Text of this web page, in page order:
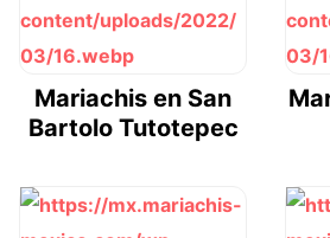
Mariachis en San
Bartolo Tutotepec